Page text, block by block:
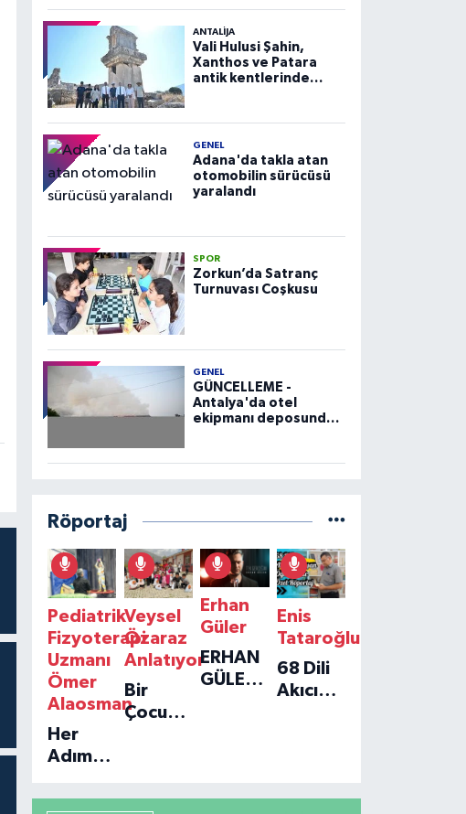
ANTALIJA
Vali Hulusi Şahin,
Xanthos ve Patara
antik kentlerinde
GENEL
Adana'da takla atan
otomobilin sürücüsü
yaralandı
SPOR
Zorkun’da Satranç
Turnuvası Coşkusu
GENEL
GÜNCELLEME -
Antalya'da otel
ekipmanı deposunda
Röportaj
Pediatrik
Fizyoterapi
Uzmanı
Ömer
Alaosman
Her
Adım
Umut:
Veysel
Özaraz
Anlatıyor
Bir
Çocuğun
Yolculuğu
Erhan
Güler
ERHAN
GÜLER'IN
Enis
Tataroğlu
68 Dili
Akıcı